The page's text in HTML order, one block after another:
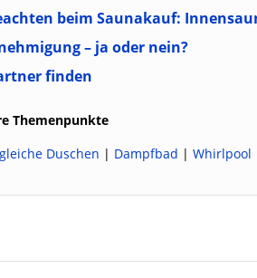
beim Saunakauf:
– ja oder nein?
finden
Themenpunkte
Duschen | Dampfbad |Whirlpool